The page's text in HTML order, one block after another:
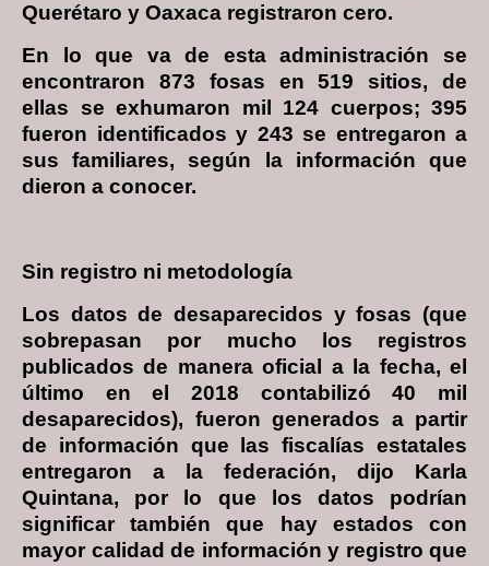
Querétaro y Oaxaca registraron cero.
En lo que va de esta administración se
encontraron 873 fosas en 519 sitios, de
ellas se exhumaron mil 124 cuerpos; 395
fueron identificados y 243 se entregaron a
sus familiares, según la información que
dieron a conocer.
Sin registro ni metodología
Los datos de desaparecidos y fosas (que
sobrepasan por mucho los registros
publicados de manera oficial a la fecha, el
último en el 2018 contabilizó 40 mil
desaparecidos), fueron generados a partir
de información que las fiscalías estatales
entregaron a la federación, dijo Karla
Quintana, por lo que los datos podrían
significar también que hay estados con
mayor calidad de información y registro que